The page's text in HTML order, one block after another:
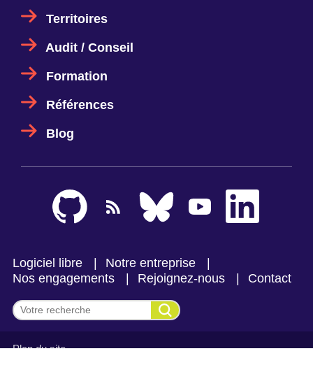
Territoires
Audit / Conseil
Formation
Références
Blog
Logiciel libre
Notre entreprise
Nos engagements
Rejoignez-nous Contact
Effectuer une recherche
Plan du site